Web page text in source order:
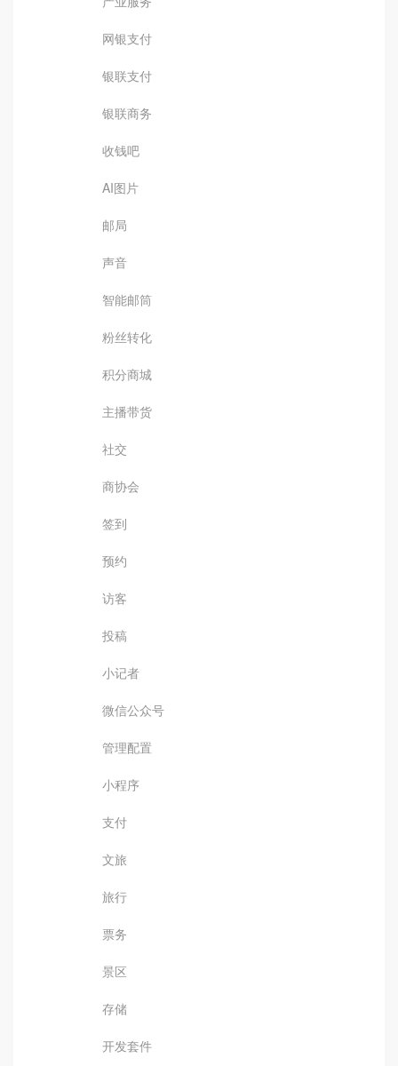
网银支付
银联支付
银联商务
收钱吧
AI图片
邮局
声音
智能邮筒
粉丝转化
积分商城
主播带货
社交
商协会
签到
预约
访客
投稿
小记者
微信公众号
管理配置
小程序
支付
文旅
旅行
票务
景区
存储
开发套件